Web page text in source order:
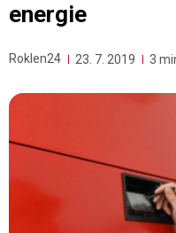
energie
Roklen24 23. 7. 2019 3